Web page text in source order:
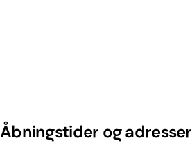
Åbningstider og adresser